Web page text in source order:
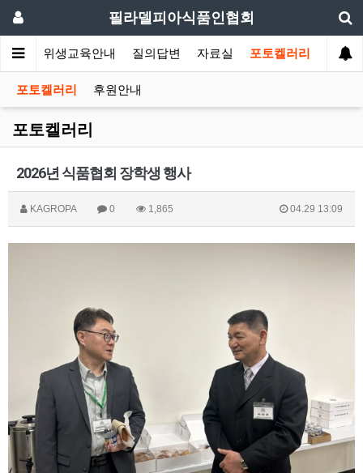
필라델피아식품인협회
식 위생교육안내 질의답변 자료실 포토켈러리
포토켈러리 후원안내
포토켈러리
2026년 식품협회 장학생 행사
KAGROPA 0 1,865 04.29 13:09